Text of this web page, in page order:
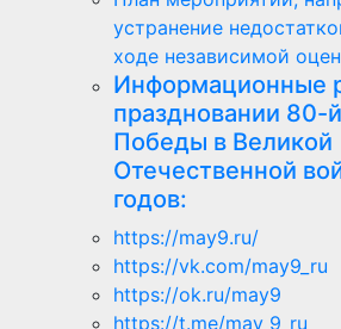
устранение
ходе независимой
Информационные
праздновании 80-
Победы в Великой
Отечественной
годов:
https://may9.ru/
https://vk.com/may9_ru
https://ok.ru/may9
https://t.me/may_9_ru